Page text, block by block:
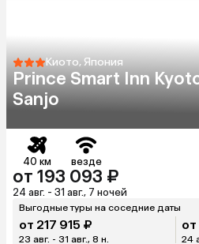
Киото, Япония
Prince Smart Inn
Sanjo
40 км везде
от 193 093 ₽
24 авг. - 31 авг., 7 ночей
Выгодные туры на соседние даты
от 217 915 ₽
23 авг. - 31 авг., 8 н. 24